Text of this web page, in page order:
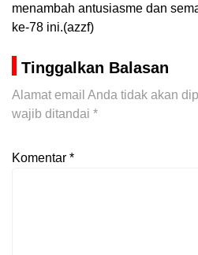
menambah antusiasme dan
ke-78 ini.(azzf)
Tinggalkan Balasan
Alamat email Anda tidak akan
wajib ditandai *
Komentar *